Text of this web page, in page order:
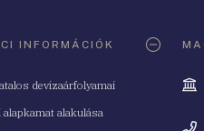
INFORMÁCIÓK
devizaárfolyamai
alapkamat alakulása
Cím